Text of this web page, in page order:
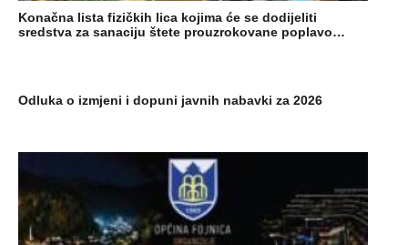
Konačna lista fizičkih lica kojima će se dodijeliti
sredstva za sanaciju štete prouzrokovane poplavo…
Odluka o izmjeni i dopuni javnih nabavki za 2026